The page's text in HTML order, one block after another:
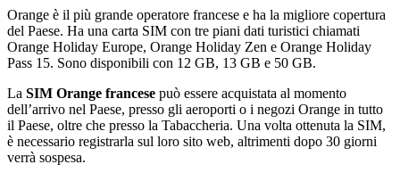
Orange è il più grande operatore francese e ha la migliore copertura
del Paese. Ha una carta SIM con tre piani dati turistici chiamati
Orange Holiday Europe, Orange Holiday Zen e Orange Holiday
Pass 15. Sono disponibili con 12 GB, 13 GB e 50 GB.
La SIM Orange francese può essere acquistata al momento
dell’arrivo nel Paese, presso gli aeroporti o i negozi Orange in tutto
il Paese, oltre che presso la Tabaccheria. Una volta ottenuta la SIM,
è necessario registrarla sul loro sito web, altrimenti dopo 30 giorni
verrà sospesa.